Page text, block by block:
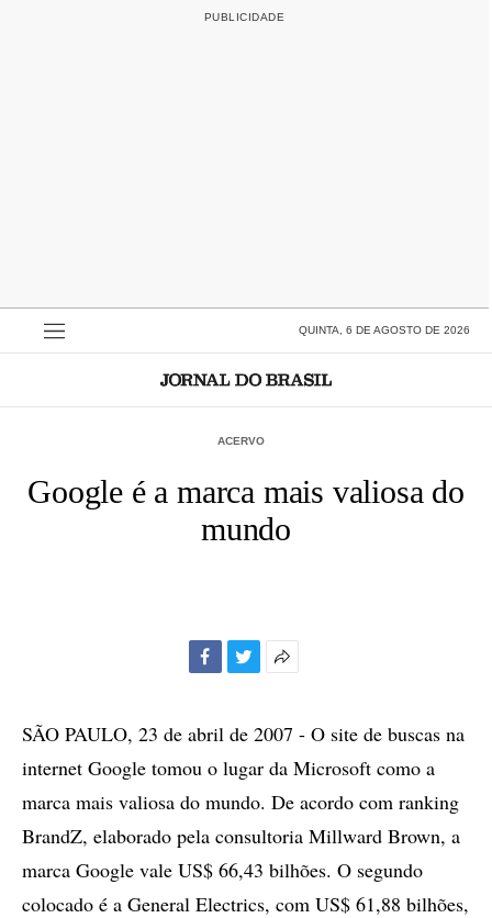
QUINTA, 6 DE AGOSTO DE 2026
ACERVO
Google é a marca mais valiosa do
mundo
compartilhamento
SÃO PAULO, 23 de abril de 2007 - O site de buscas na
internet Google tomou o lugar da Microsoft como a
marca mais valiosa do mundo. De acordo com ranking
BrandZ, elaborado pela consultoria Millward Brown, a
marca Google vale US$ 66,43 bilhões. O segundo
colocado é a General Electrics, com US$ 61,88 bilhões,